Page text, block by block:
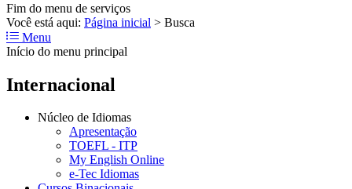
Fim do menu de serviços
Você está aqui: Página inicial > Busca
Menu
Início do menu principal
Internacional
Núcleo de Idiomas
Apresentação
TOEFL - ITP
My English Online
e-Tec Idiomas